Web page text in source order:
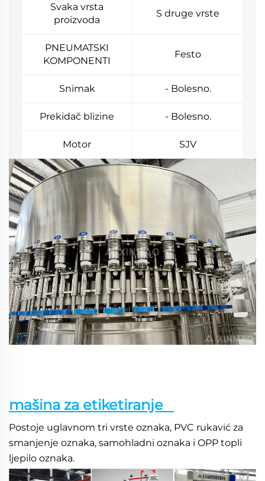
Svaka vrsta
proizvoda
S druge vrste
PNEUMATSKI
KOMPONENTI
Festo
Snimak - Bolesno.
Prekidač blizine - Bolesno.
Motor SJV
mašina za etiketiranje
Postoje uglavnom tri vrste oznaka, PVC rukavić za
smanjenje oznaka, samohladni oznaka i OPP topli
ljepilo oznaka.